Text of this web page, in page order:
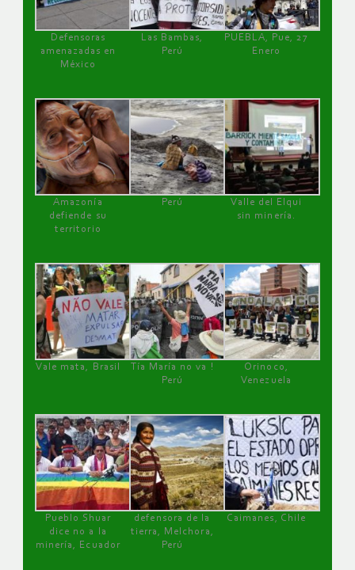
Defensoras
amenazadas en
México
Las Bambas,
Perú
PUEBLA, Pue, 27
Enero
Amazonía
defiende su
territorio
Perú
Valle del Elqui
sin minería.
Vale mata, Brasil
Tía María no va !
Perú
Orinoco,
Venezuela
Pueblo Shuar
dice no a la
minería, Ecuador
defensora de la
tierra, Melchora,
Perú
Caimanes, Chile